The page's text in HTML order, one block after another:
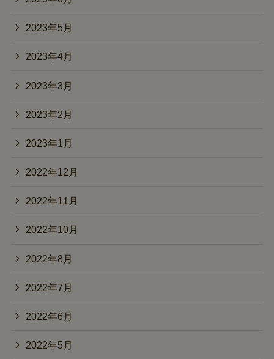
2023年5月
2023年4月
2023年3月
2023年2月
2023年1月
2022年12月
2022年11月
2022年10月
2022年8月
2022年7月
2022年6月
2022年5月